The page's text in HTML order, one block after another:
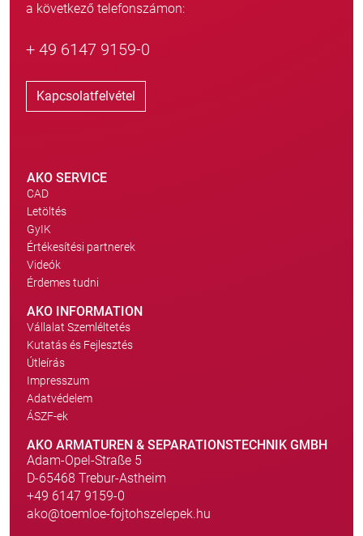
a következő telefonszámon:
+ 49 6147 9159-0
Kapcsolatfelvétel
AKO SERVICE
CAD
Letöltés
GyIK
Értékesítési partnerek
Videók
Érdemes tudni
AKO INFORMATION
Vállalat Szemléltetés
Kutatás és Fejlesztés
Útleírás
Impresszum
Adatvédelem
ÁSZF-ek
AKO ARMATUREN & SEPARATIONSTECHNIK GMBH
Adam-Opel-Straße 5
D-65468 Trebur-Astheim
+49 6147 9159-0
ako@toemloe-fojtohszelepek.hu